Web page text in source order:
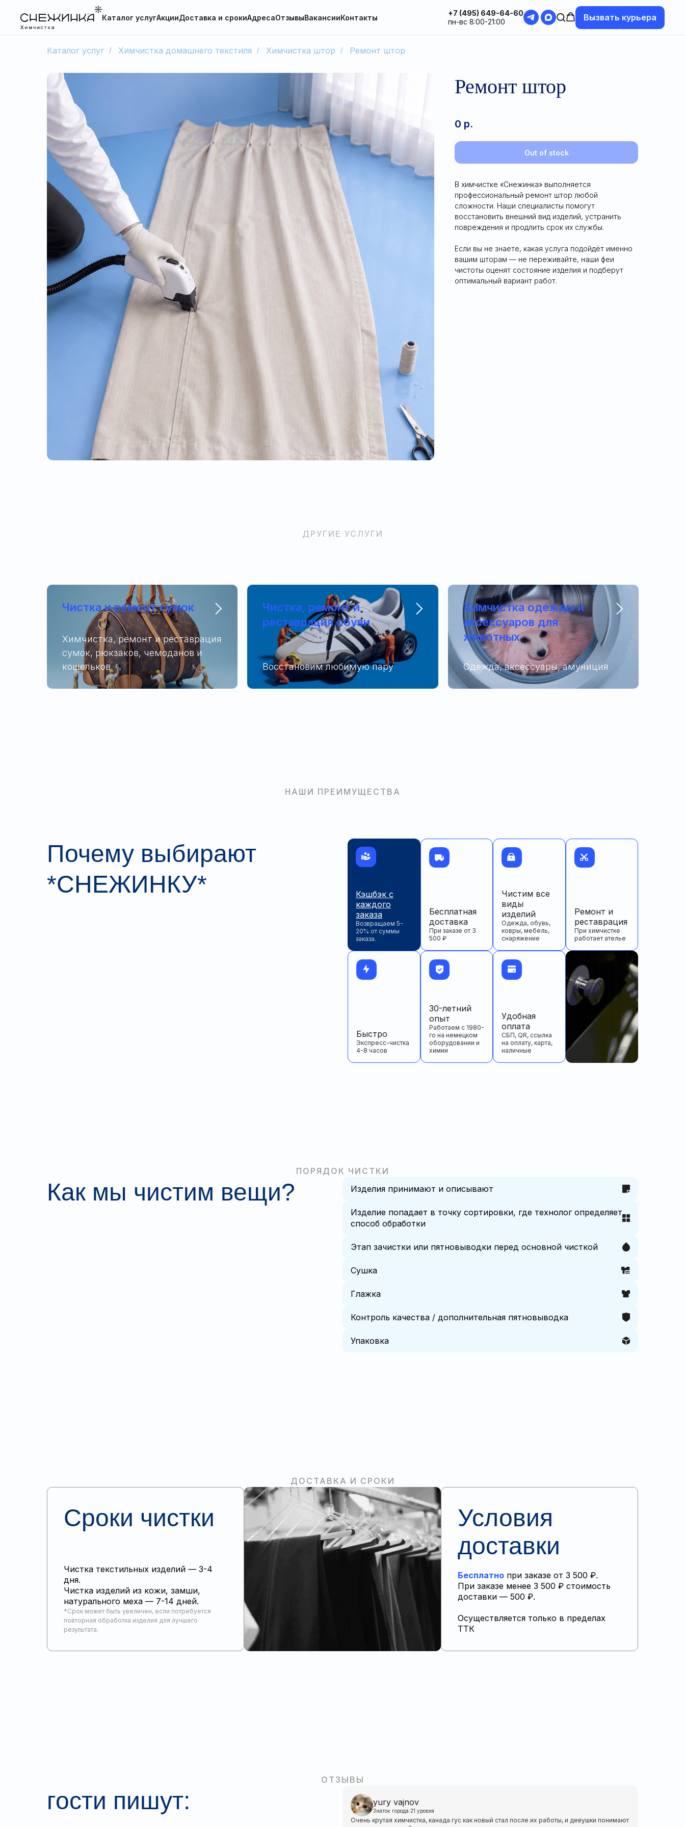
Каталог услугАкцииДоставка и срокиАдресаОтзывыВакансииКонтакты
+7 (495) 649-64-60
пн-вс 8:00-21:00
Вызвать курьера
Каталог услуг / Химчистка домашнего текстиля / Химчистка штор / Ремонт штор
Ремонт штор
0 р.
Out of stock
В химчистке «Снежинка» выполняется
профессиональный ремонт штор любой
сложности. Наши специалисты помогут
восстановить внешний вид изделий, устранить
повреждения и продлить срок их службы.
Если вы не знаете, какая услуга подойдёт именно
вашим шторам — не переживайте, наши феи
чистоты оценят состояние изделия и подберут
оптимальный вариант работ.
ДРУГИЕ УСЛУГИ
Чистка и ремонт сумок
Химчистка, ремонт и реставрация
сумок, рюкзаков, чемоданов и
кошельков
Чистка, ремонт и
реставрация обуви
Восстановим любимую пару
Химчистка одежды и
аксессуаров для
животных
Одежда, аксессуары, амуниция
НАШИ ПРЕИМУЩЕСТВА
Почему выбирают
*СНЕЖИНКУ*
Кэшбэк с
каждого
заказа
Возвращаем 5-
20% от суммы
заказа.
Бесплатная
доставка
При заказе от 3
500 ₽
Чистим все
виды
изделий
Одежда, обувь,
ковры, мебель,
снаряжение
Ремонт и
реставрация
При химчистке
работает ателье
Быстро
Экспресс-чистка
4-8 часов
30-летний
опыт
Работаем с 1980-
го на немецком
оборудовании и
химии
Удобная
оплата
СБП, QR, ссылка
на оплату, карта,
наличные
ПОРЯДОК ЧИСТКИ
Как мы чистим вещи? Изделия принимают и описывают
Изделие попадает в точку сортировки, где технолог определяет
способ обработки
Этап зачистки или пятновыводки перед основной чисткой
Сушка
Глажка
Контроль качества / дополнительная пятновыводка
Упаковка
ДОСТАВКА И СРОКИ
Сроки чистки
Чистка текстильных изделий — 3-4
дня.
Чистка изделий из кожи, замши,
натурального меха — 7-14 дней.
*Срок может быть увеличен, если потребуется
повторная обработка изделия для лучшего
результата.
Условия
доставки
Бесплатно при заказе от 3 500 ₽.
При заказе менее 3 500 ₽ стоимость
доставки — 500 ₽.
Осуществляется только в пределах
ТТК
ОТЗЫВЫ
гости пишут: yury vajnov
Знаток города 21 уровня
Очень крутая химчистка, канада гус как новый стал после их работы, и девушки понимают